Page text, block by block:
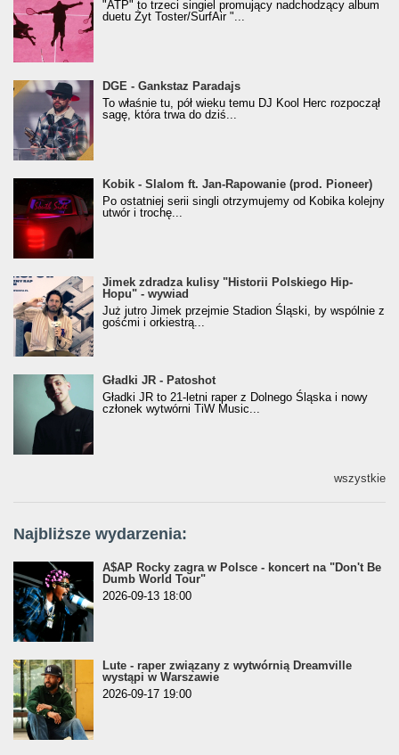
"ATP" to trzeci singiel promujący nadchodzący album
duetu Żyt Toster/SurfAir "...
donGURALesko z nagrodą za
Klasyczny/Trueschoolowy Album Roku
(Popkillery 2023)
DGE - Gankstaz Paradajs
To właśnie tu, pół wieku temu DJ Kool Herc rozpoczął
sagę, która trwa do dziś...
Kobik - Slalom ft. Jan-Rapowanie (prod. Pioneer)
[Official Music Visualiser]
Kobik - Slalom ft. Jan-Rapowanie (prod. Pioneer)
Po ostatniej serii singli otrzymujemy od Kobika kolejny
utwór i trochę...
Jimek zdradza kulisy "Historii Polskiego Hip-
Hopu" - wywiad
Jimek zdradza kulisy "Historii Polskiego Hip-
Hopu" - wywiad
Już jutro Jimek przejmie Stadion Śląski, by wspólnie z
gośćmi i orkiestrą...
Gładki JR - Patoshot
Gładki JR - Patoshot
Gładki JR to 21-letni raper z Dolnego Śląska i nowy
członek wytwórni TiW Music...
wszystkie
Najbliższe wydarzenia:
A$AP Rocky zagra w Polsce - koncert na "Don't Be
Dumb World Tour"
2026-09-13 18:00
Lute - raper związany z wytwórnią Dreamville
wystąpi w Warszawie
2026-09-17 19:00